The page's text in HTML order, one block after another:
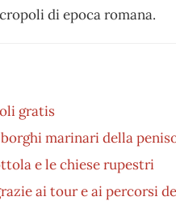
di epoca romana.
gratis
marinari della
e le chiese rupestri
ai tour e ai percorsi